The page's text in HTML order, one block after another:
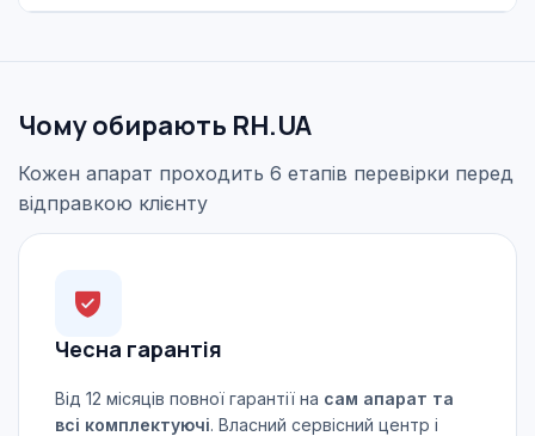
Чому обирають RH.UA
Кожен апарат проходить 6 етапів перевірки перед
відправкою клієнту
Чесна гарантія
Від 12 місяців повної гарантії на сам апарат та
всі комплектуючі. Власний сервісний центр і